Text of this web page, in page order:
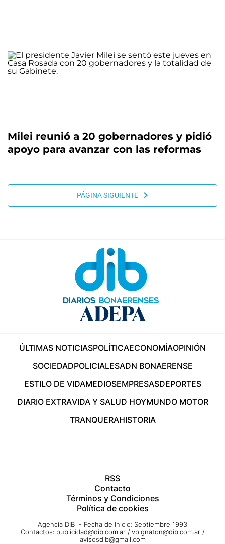
Milei reunió a 20 gobernadores y pidió
apoyo para avanzar con las reformas
PÁGINA SIGUIENTE
ÚLTIMAS NOTICIASPOLÍTICAECONOMÍAOPINIÓN
SOCIEDADPOLICIALESADN BONAERENSE
ESTILO DE VIDAMEDIOSEMPRESASDEPORTES
DIARIO EXTRAVIDA Y SALUD HOYMUNDO MOTOR
TRANQUERAHISTORIA
RSS
Contacto
Términos y Condiciones
Política de cookies
Agencia DIB - Fecha de Inicio: Septiembre 1993
Contactos: publicidad@dib.com.ar / vpignaton@dib.com.ar /
avisosdib@gmail.com